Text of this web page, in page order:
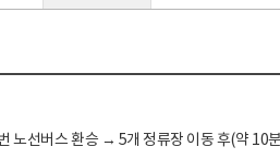
선버스 환승 → 5개 정류장 이동 후(약 10